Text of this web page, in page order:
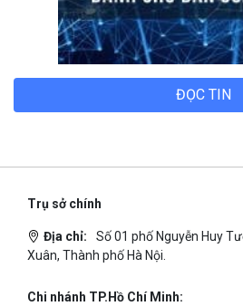
ĐỌC TIN
Trụ sở chính
Địa chỉ:
Số 01 phố Nguyễn Huy
Xuân, Thành phố Hà Nội.
Chi nhánh TP.Hồ Chí Minh: